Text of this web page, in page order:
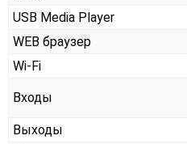
USB Media Player
WEB браузер
Wi-Fi
Входы
Выходы